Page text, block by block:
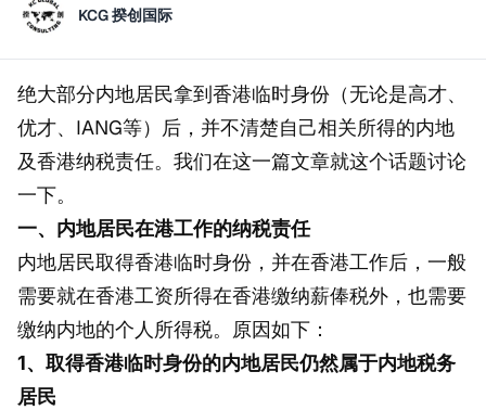
KCG 揆创国际
绝大部分内地居民拿到香港临时身份（无论是高才、
优才、IANG等）后，并不清楚自己相关所得的内地
及香港纳税责任。我们在这一篇文章就这个话题讨论
一下。
一、内地居民在港工作的纳税责任
内地居民取得香港临时身份，并在香港工作后，一般
需要就在香港工资所得在香港缴纳薪俸税外，也需要
缴纳内地的个人所得税。原因如下：
1、取得香港临时身份的内地居民仍然属于内地税务
居民